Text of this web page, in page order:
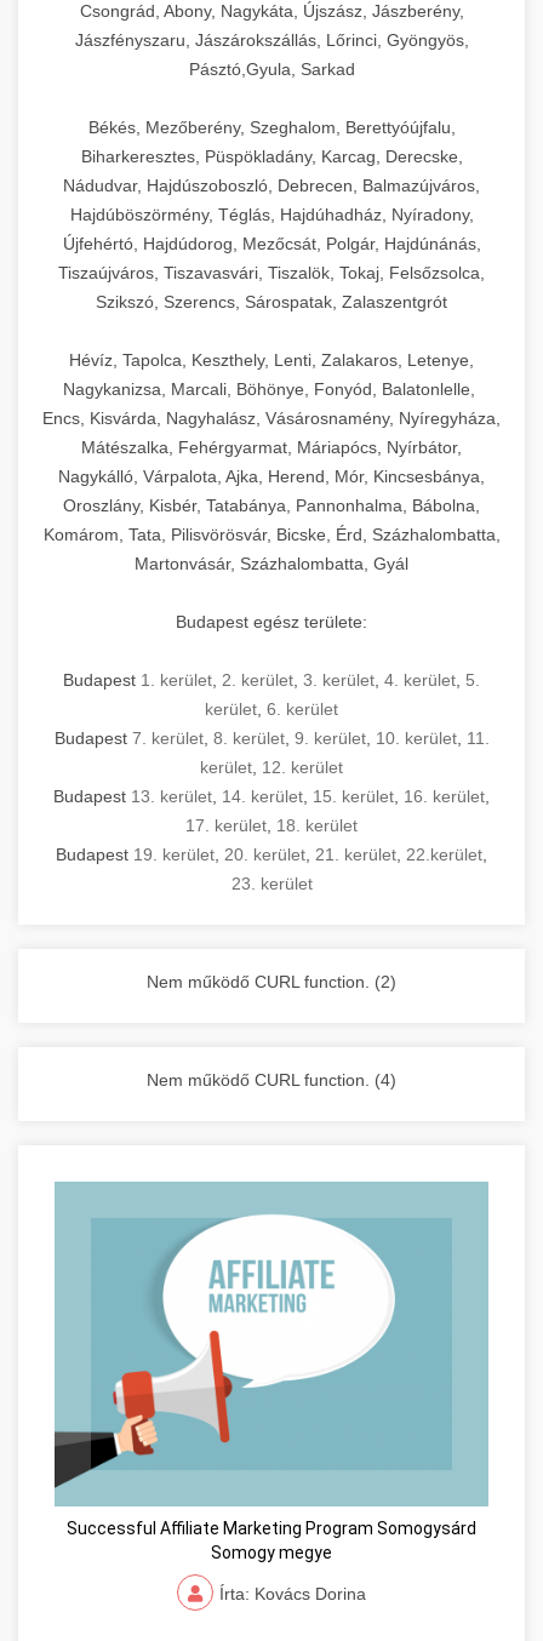
Ipari mosogatógépek teljes kínálata -
chef-iparikonyhagepek.hu
kereskedelmi mosogatógép és tisztítóberendezések
Biztonságos kezelést biztosító védőburkolatok
és kapcsolók védelmet nyújtanak a kezelők
számára.
Sajtreszelő gépek szakmai választéka -
chef-iparikonyhagepek.hu
kereskedelmi sajtreszelő és aprítógépek
feldolgozógépeken (szeletelők, aprítók,
mixerek) át egészen a hűtő- és fagyasztó
berendezésekig, mosogatógépekig és
megtalál. Szakértő tanácsadóink segítenek a
megfelelő berendezések kiválasztásában, a
konyha optimális elrendezésének
megtervezésében, valamint a telepítés és az
üzembe helyezés koordinálásában. Hosszú távú
garancia, gyors szerviz és folyamatos műszaki
vállalkozása zavartalan működését.
Nagykonyhai berendezések komplett
választéka - chef-iparikonyhagepek.hu
kereskedelmi konyhai megoldások és komplett
felszerelések
Csongrád, Abony, Nagykáta, Újszász, Jászberény,
Jászfényszaru, Jászárokszállás, Lőrinci, Gyöngyös,
Pásztó,Gyula, Sarkad
Békés, Mezőberény, Szeghalom, Berettyóújfalu,
Biharkeresztes, Püspökladány, Karcag, Derecske,
Nádudvar, Hajdúszoboszló, Debrecen, Balmazújváros,
Hajdúböszörmény, Téglás, Hajdúhadház, Nyíradony,
Újfehértó, Hajdúdorog, Mezőcsát, Polgár, Hajdúnánás,
Tiszaújváros, Tiszavasvári, Tiszalök, Tokaj, Felsőzsolca,
Szikszó, Szerencs, Sárospatak, Zalaszentgrót
Hévíz, Tapolca, Keszthely, Lenti, Zalakaros, Letenye,
Nagykanizsa, Marcali, Böhönye, Fonyód, Balatonlelle,
Encs, Kisvárda, Nagyhalász, Vásárosnamény, Nyíregyháza,
Mátészalka, Fehérgyarmat, Máriapócs, Nyírbátor,
Nagykálló, Várpalota, Ajka, Herend, Mór, Kincsesbánya,
Oroszlány, Kisbér, Tatabánya, Pannonhalma, Bábolna,
Komárom, Tata, Pilisvörösvár, Bicske, Érd, Százhalombatta,
Martonvásár, Százhalombatta, Gyál
Budapest egész területe:
Budapest 1. kerület 2. kerület 3. kerület 4. kerület 5.
kerület 6. kerület
Budapest 7. kerület, 8. kerület, 9. kerület, 10. kerület, 11.
kerület 12. kerület
Budapest 13. kerület 14. kerület 15. kerület 16. kerület
17. kerület 18. kerület
Budapest 19. kerület 20. kerület 21. kerület 22.kerület
23. kerület
Nem működő CURL function. (2)
Nem működő CURL function. (4)
Successful Affiliate Marketing Program Somogysárd
Somogy megye
Írta: Kovács Dorina